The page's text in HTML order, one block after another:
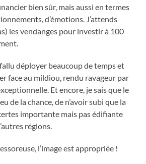
bien sûr, mais aussi en termes
d’émotions. J’attends
les vendanges pour investir à 100
déployer beaucoup de temps et
face au mildiou, rendu ravageur par
Et encore, je sais que le
de la chance, de n’avoir subi que la
importante mais pas édifiante
régions.
l’image est appropriée !